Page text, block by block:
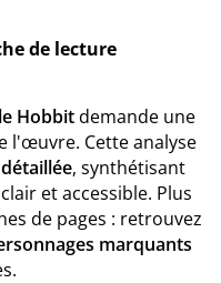
de lecture
Hobbitdemande une
l'œuvre. Cette analyse
, synthétisant
et accessible. Plus
de pages : retrouvez
marquants